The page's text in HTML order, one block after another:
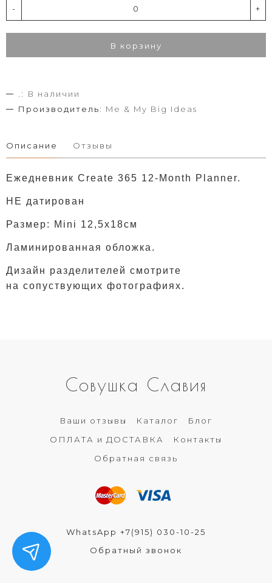
- +
В корзину
.:
В наличии
Производитель: Me & My Big Ideas
Описание Отзывы
Ежедневник Create 365 12-Month Planner.
НЕ датирован
Размер: Mini 12,5х18см
Ламинированная обложка.
Дизайн разделителей смотрите
на сопуствующих фотографиях.
Совушка Славия
Ваши отзывы Каталог
Блог
ОПЛАТА и ДОСТАВКА
Контакты
Обратная связь
WhatsApp +7(915) 030-10-25
Обратный звонок